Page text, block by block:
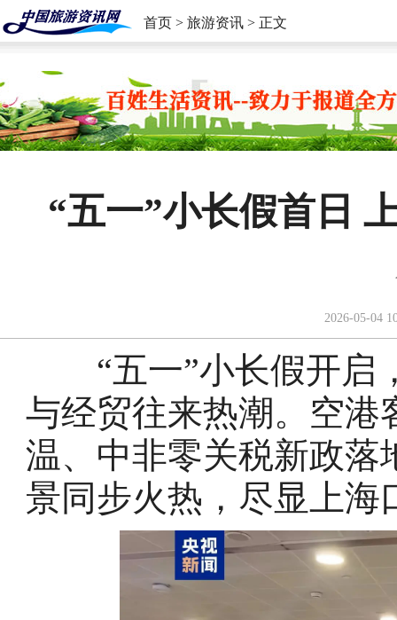
首页 > 旅游资讯 > 正文
“五一”小长假首日
2026-05-04
“五一”小长假开启
与经贸往来热潮。空港
温、中非零关税新政落
景同步火热，尽显上海